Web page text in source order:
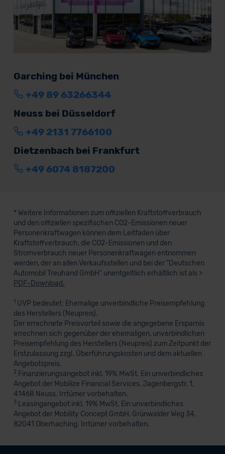
Garching bei München
+49 89 63266344
Neuss bei Düsseldorf
+49 2131 7766100
Dietzenbach bei Frankfurt
+49 6074 8187200
* Weitere Informationen zum offiziellen Kraftstoffverbrauch
und den offiziellen spezifischen CO2-Emissionen neuer
Personenkraftwagen können dem Leitfaden über
Kraftstoffverbrauch, die CO2-Emissionen und den
Stromverbrauch neuer Personenkraftwagen entnommen
werden, der an allen Verkaufsstellen und bei der "Deutschen
Automobil Treuhand GmbH" unentgeltlich erhältlich ist als >
PDF-Download.
1UVP bedeutet: Ehemalige unverbindliche Preisempfehlung
des Herstellers (Neupreis).
Der errechnete Preisvorteil sowie die angegebene Ersparnis
errechnen sich gegenüber der ehemaligen, unverbindlichen
Preisempfehlung des Herstellers (Neupreis) zum Zeitpunkt der
Erstzulassung zzgl. Überführungskosten und dem aktuellen
Angebotspreis.
2 Finanzierungsangebot inkl. 19% MwSt. Ein unverbindliches
Angebot der Mobilize Financial Services, Jagenbergstr. 1,
41468 Neuss. Irrtümer vorbehalten.
3Leasingangebot inkl. 19% MwSt. Ein unverbindliches
Angebot der Mobility Concept GmbH, Grünwalder Weg 34,
82041 Oberhaching. Irrtümer vorbehalten.